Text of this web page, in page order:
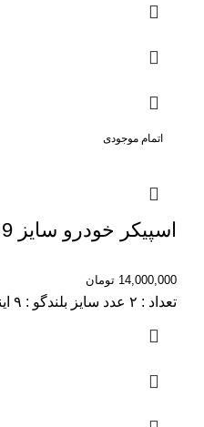
اتمام موجودی
اسپیکر خودرو سایز 9 اینچ مدل TS-6975 V3 اورجینال
14,000,000 تومان
تعداد : ۲ عدد سایز بلندگو : ۹ اینچ فرکانس پاسخ‌گویی : ۲۸-۲۷۰۰۰ هرتز نوع محصول : اسپیکر حساسیت : ۹۲ دسی‌بل